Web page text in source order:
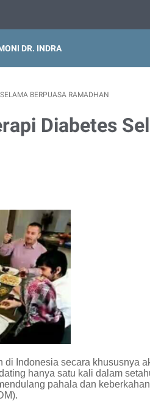
DR. INDRA
BERPUASA RAMADHAN
Diabetes
di Indonesia secara khususnya
hanya satu kali dalam
pahala dan